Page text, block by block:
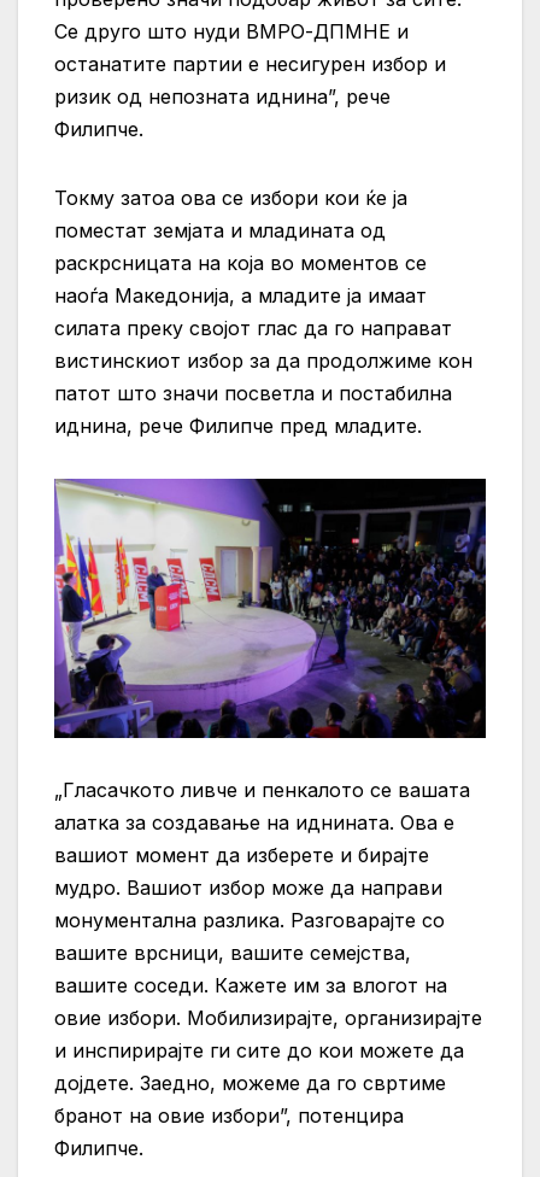
Се друго што нуди ВМРО-ДПМНЕ и
останатите партии е несигурен избор и
ризик од непозната иднина”, рече
Филипче.
Токму затоа ова се избори кои ќе ја
поместат земјата и младината од
раскрсницата на која во моментов се
наоѓа Македонија, а младите ја имаат
силата преку својот глас да го направат
вистинскиот избор за да продолжиме кон
патот што значи посветла и постабилна
иднина, рече Филипче пред младите.
„Гласачкото ливче и пенкалото се вашата
алатка за создавање на иднината. Ова е
вашиот момент да изберете и бирајте
мудро. Вашиот избор може да направи
монументална разлика. Разговарајте со
вашите врсници, вашите семејства,
вашите соседи. Кажете им за влогот на
овие избори. Мобилизирајте, организирајте
и инспирирајте ги сите до кои можете да
дојдете. Заедно, можеме да го свртиме
бранот на овие избори”, потенцира
Филипче.